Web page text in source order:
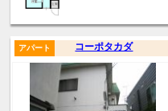
コーポタカダ
アパート